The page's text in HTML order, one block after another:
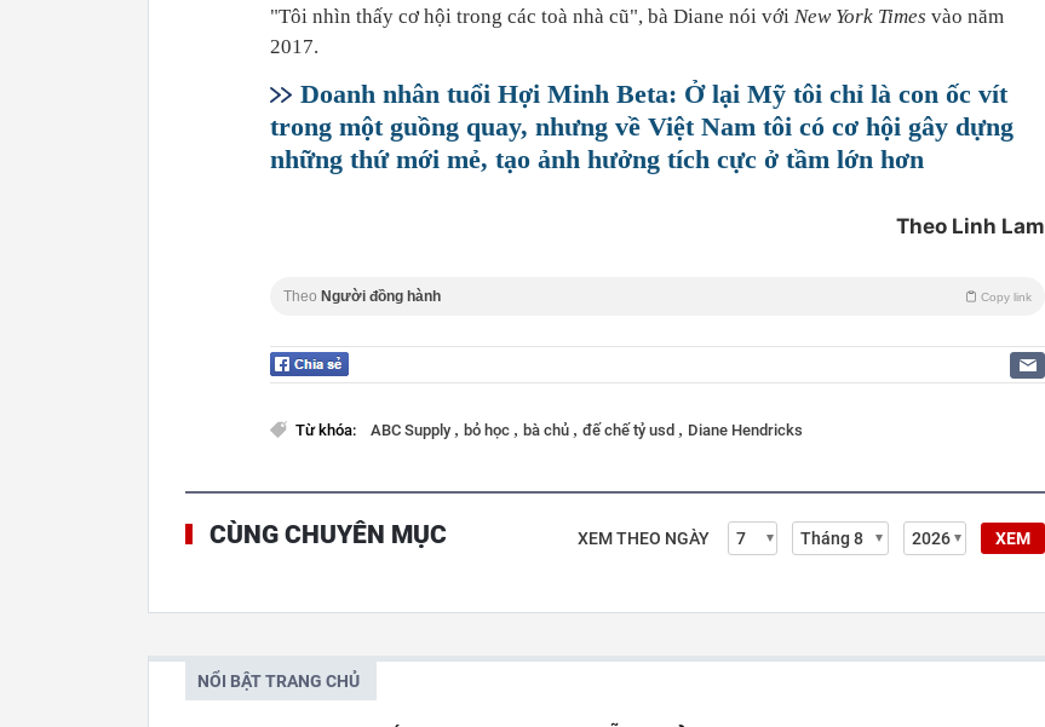
"Tôi nhìn thấy cơ hội trong các toà nhà cũ", bà Diane nói với New York Times vào năm
2017.
Doanh nhân tuổi Hợi Minh Beta: Ở lại Mỹ tôi chỉ là con ốc vít
trong một guồng quay, nhưng về Việt Nam tôi có cơ hội gây dựng
những thứ mới mẻ, tạo ảnh hưởng tích cực ở tầm lớn hơn
Theo Linh Lam
Theo Người đồng hành Copy link
Từ khóa: ABC Supply , bỏ học , bà chủ , đế chế tỷ usd , Diane Hendricks
CÙNG CHUYÊN MỤC XEM THEO NGÀY XEM
NỔI BẬT TRANG CHỦ